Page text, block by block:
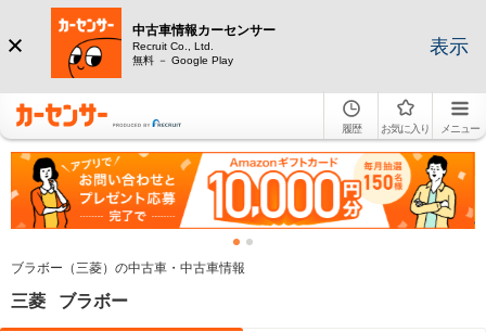
中古車情報カーセンサー
Recruit Co., Ltd.
無料 － Google Play
表示
履歴 お気に入り メニュー
ブラボー（三菱）の中古車・中古車情報
三菱 ブラボー